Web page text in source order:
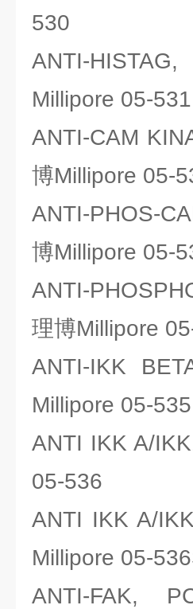
530
ANTI-
Millipore 05-531
ANTI-CAM
博Millipore 05-
ANTI-PHOS-
博Millipore 05-
ANTI-
理博Millipore
ANTI-IKK
Millipore 05-535
ANTI IKK A/
05-536
ANTI IKK A/
Millipore 05-
ANTI-FAK,